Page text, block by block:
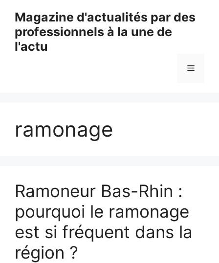
contenu
Magazine d'actualités par des
professionnels à la une de
l'actu
Menu
ramonage
Ramoneur Bas-Rhin :
pourquoi le ramonage
est si fréquent dans la
région ?